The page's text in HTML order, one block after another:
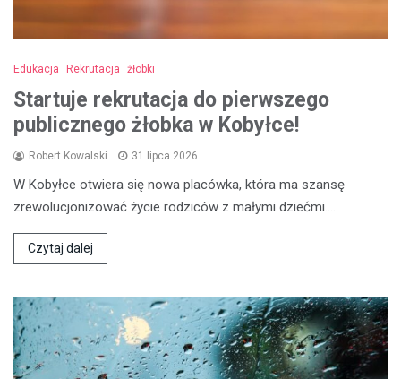
Edukacja Rekrutacja żłobki
Startuje rekrutacja do pierwszego
publicznego żłobka w Kobyłce!
Robert Kowalski 31 lipca 2026
W Kobyłce otwiera się nowa placówka, która ma szansę
zrewolucjonizować życie rodziców z małymi dziećmi.…
Czytaj dalej